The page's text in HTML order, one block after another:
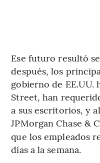
Ese futuro resultó
después, los
gobierno de EE.UU.
Street, han
a sus escritorios, y
JPMorgan Chase &
que los empleados
días a la semana.